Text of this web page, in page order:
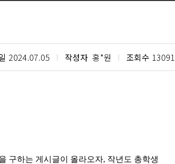
2024.07.05 작성자 홍*원 조회수 13091
구하는 게시글이 올라오자, 작년도 총학생